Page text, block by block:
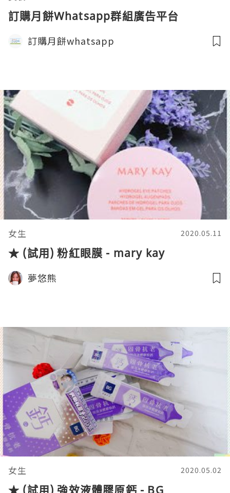
訂購月餅Whatsapp群組廣告平台
訂購月餅whatsapp
女生 2020.05.11
★ (試用) 粉紅眼膜 - mary kay
夢悠熊
女生 2020.05.02
★ (試用) 強效液體膠原鈣 - BG